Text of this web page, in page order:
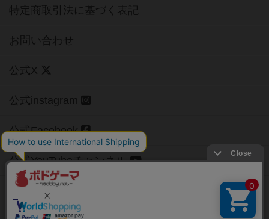
特定商取引法に基づく表記
お問い合わせ
公式X
公式instagram
公式Facebook
公式YouTubeチャンネル